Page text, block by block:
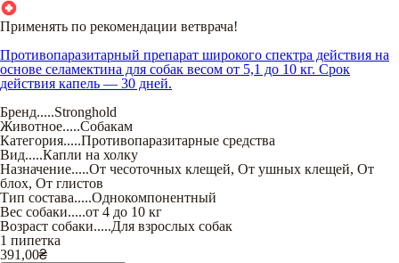
Применять по рекомендации ветврача!
Противопаразитарный препарат широкого спектра действия на
основе селамектина для собак весом от 5,1 до 10 кг. Срок
действия капель — 30 дней.
Бренд.....Stronghold
Животное.....Собакам
Категория.....Противопаразитарные средства
Вид.....Капли на холку
Назначение.....От чесоточных клещей, От ушных клещей, От
блох, От глистов
Тип состава.....Однокомпонентный
Вес собаки.....от 4 до 10 кг
Возраст собаки.....Для взрослых собак
1 пипетка
391,00₴